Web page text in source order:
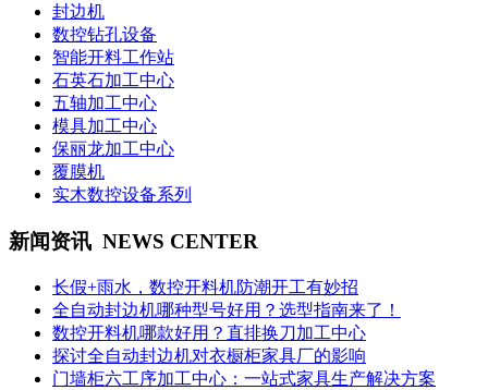
封边机
数控钻孔设备
智能开料工作站
石英石加工中心
五轴加工中心
模具加工中心
保丽龙加工中心
覆膜机
实木数控设备系列
新闻资讯 NEWS CENTER
长假+雨水，数控开料机防潮开工有妙招
全自动封边机哪种型号好用？选型指南来了！
数控开料机哪款好用？直排换刀加工中心
探讨全自动封边机对衣橱柜家具厂的影响
门墙柜六工序加工中心：一站式家具生产解决方案